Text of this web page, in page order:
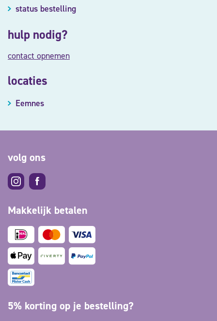
status bestelling
hulp nodig?
contact opnemen
locaties
Eemnes
volg ons
Makkelijk betalen
5% korting op je bestelling?